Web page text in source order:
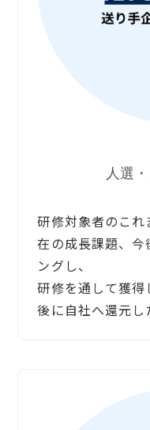
人選
研修対象者のこ
在の成長課題、
ングし、
研修を通して獲
後に自社へ還元し